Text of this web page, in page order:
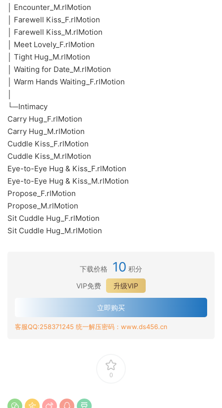
│ Encounter_M.rlMotion
│ Farewell Kiss_F.rlMotion
│ Farewell Kiss_M.rlMotion
│ Meet Lovely_F.rlMotion
│ Tight Hug_M.rlMotion
│ Waiting for Date_M.rlMotion
│ Warm Hands Waiting_F.rlMotion
└─Intimacy
Carry Hug_F.rlMotion
Carry Hug_M.rlMotion
Cuddle Kiss_F.rlMotion
Cuddle Kiss_M.rlMotion
Eye-to-Eye Hug & Kiss_F.rlMotion
Eye-to-Eye Hug & Kiss_M.rlMotion
Propose_F.rlMotion
Propose_M.rlMotion
Sit Cuddle Hug_F.rlMotion
Sit Cuddle Hug_M.rlMotion
下载价格 10 积分
VIP免费
升级VIP
立即购买
客服QQ:258371245 统一解压密码：www.ds456.cn
0